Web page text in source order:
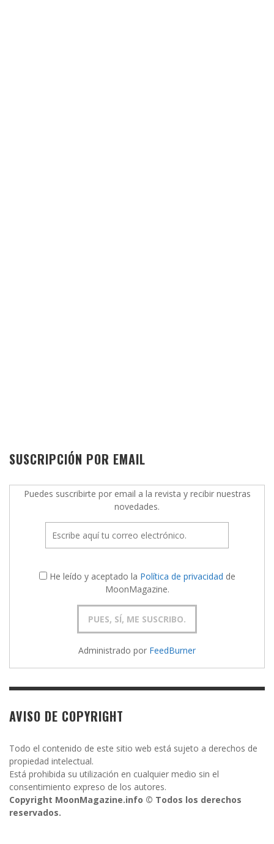
SUSCRIPCIÓN POR EMAIL
Puedes suscribirte por email a la revista y recibir nuestras
novedades.
He leído y aceptado la Política de privacidad de
MoonMagazine.
Administrado por FeedBurner
AVISO DE COPYRIGHT
Todo el contenido de este sitio web está sujeto a derechos de
propiedad intelectual.
Está prohibida su utilización en cualquier medio sin el
consentimiento expreso de los autores.
Copyright MoonMagazine.info © Todos los derechos
reservados.